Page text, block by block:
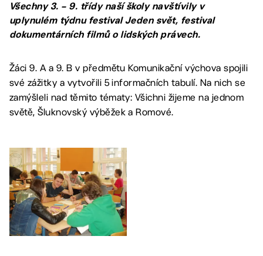
Všechny 3. – 9. třídy naší školy navštívily v
uplynulém týdnu festival Jeden svět, festival
dokumentárních filmů o lidských právech.
Žáci 9. A a 9. B v předmětu Komunikační výchova spojili
své zážitky a vytvořili 5 informačních tabulí. Na nich se
zamýšleli nad těmito tématy: Všichni žijeme na jednom
světě, Šluknovský výběžek a Romové.